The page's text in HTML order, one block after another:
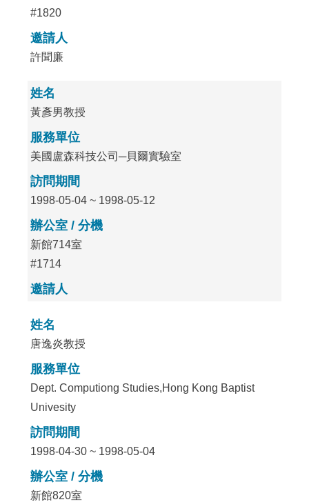
#1820
邀請人
許聞廉
姓名
黃彥男教授
服務單位
美國盧森科技公司─貝爾實驗室
訪問期間
1998-05-04 ~ 1998-05-12
辦公室 / 分機
新館714室
#1714
邀請人
姓名
唐逸炎教授
服務單位
Dept. Computiong Studies,Hong Kong Baptist
Univesity
訪問期間
1998-04-30 ~ 1998-05-04
辦公室 / 分機
新館820室